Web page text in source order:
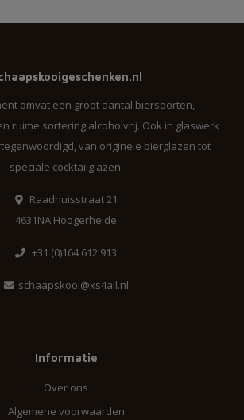
omvat een groot aantal biersoorten,
ruime sortering alcoholvrij. Ook in glaswerk
van originele bierglazen tot
speciale cocktailglazen.
Raadhuisstraat 21
4631NA Hoogerheide
+31 (0)164 612 913
schaapskooi@xs4all.nl
Informatie
Over ons
Algemene voorwaarden